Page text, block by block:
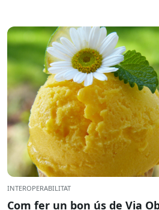
INTEROPERABILITAT
Com fer un bon ús de Via